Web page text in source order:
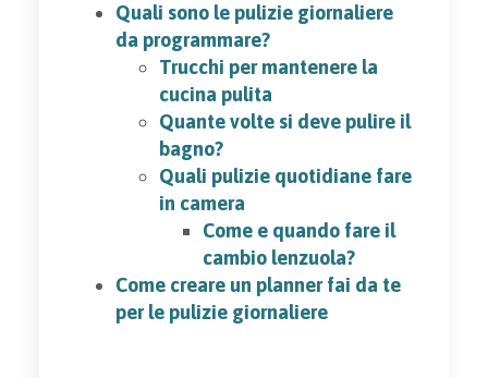
Quali sono le pulizie giornaliere
da programmare?
Trucchi per mantenere la
cucina pulita
Quante volte si deve pulire il
bagno?
Quali pulizie quotidiane fare
in camera
Come e quando fare il
cambio lenzuola?
Come creare un planner fai da te
per le pulizie giornaliere